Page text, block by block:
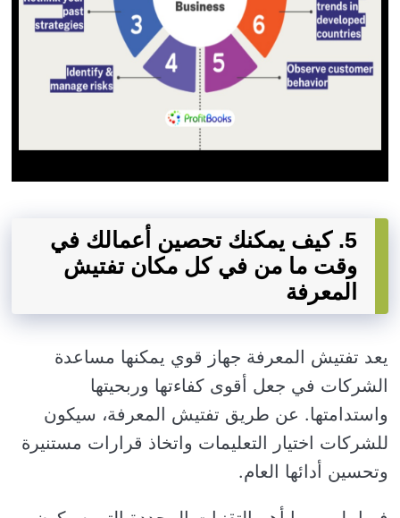
5. كيف يمكنك تحصين أعمالك في
وقت ما من في كل مكان تفتيش
المعرفة
يعد تفتيش المعرفة جهاز قوي يمكنها مساعدة
الشركات في جعل أقوى كفاءتها وربحيتها
واستدامتها. عن طريق تفتيش المعرفة، سيكون
للشركات اختيار التعليمات واتخاذ قرارات مستنيرة
وتحسين أدائها العام.